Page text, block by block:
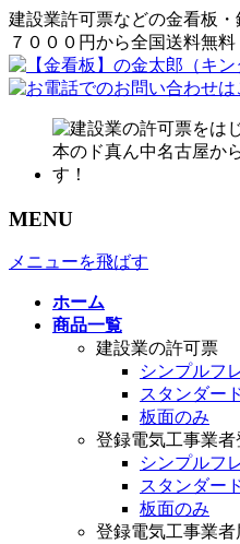
建設業許可票などの金看板
７０００円から全国送料無
MENU
メニューを飛ばす
ホーム
商品一覧
建設業の許可票
シンプルフ
スタンダー
板面のみ
登録電気工事業者
シンプルフ
スタンダー
板面のみ
登録電気工事業者